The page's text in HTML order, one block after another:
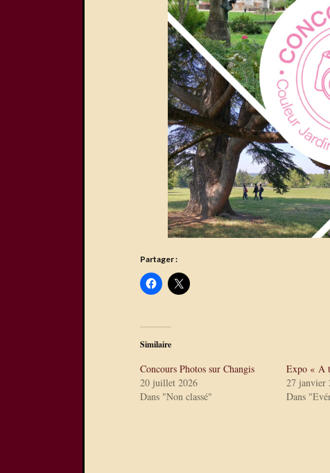
Partager :
Similaire
Concours Photos sur Changis
20 juillet 2026
Dans "Non classé"
Expo « A
27 janvier
Dans